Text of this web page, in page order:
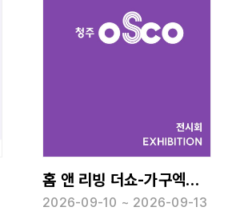
홈 앤 리빙 더쇼-가구엑스포
2026-09-10 ~ 2026-09-13